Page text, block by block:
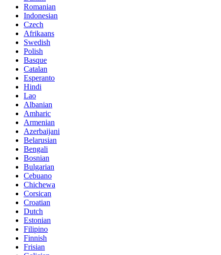
Romanian
Indonesian
Czech
Afrikaans
Swedish
Polish
Basque
Catalan
Esperanto
Hindi
Lao
Albanian
Amharic
Armenian
Azerbaijani
Belarusian
Bengali
Bosnian
Bulgarian
Cebuano
Chichewa
Corsican
Croatian
Dutch
Estonian
Filipino
Finnish
Frisian